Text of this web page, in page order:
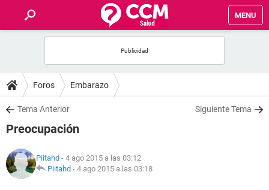
MENU
FOROS
SALUD
NUTRICIÓN
Foros Embarazo
Tema Anterior Siguiente Tema
Preocupación
Piitahd - 4 ago 2015 a las 03:12
Piitahd - 4 ago 2015 a las 03:18